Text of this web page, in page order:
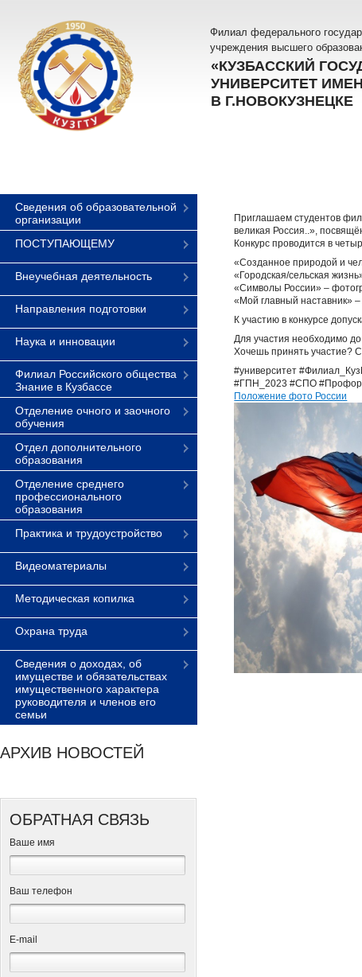
Филиал федерального
учреждения высшего
«КУЗБАССКИЙ
УНИВЕРСИТЕТ
В Г.НОВОКУЗНЕЦКЕ
Сведения об образовательной
организации
ПОСТУПАЮЩЕМУ
Внеучебная деятельность
Направления подготовки
Наука и инновации
Филиал Российского общества
Знание в Кузбассе
Отделение очного и заочного
обучения
Отдел дополнительного
образования
Отделение среднего
профессионального
образования
Практика и трудоустройство
Видеоматериалы
Методическая копилка
Охрана труда
Сведения о доходах, об
имуществе и обязательствах
имущественного характера
руководителя и членов его
семьи
АРХИВ НОВОСТЕЙ
ОБРАТНАЯ СВЯЗЬ
Ваше имя
Ваш телефон
Е-mail
Приглашаем студентов
великая Россия..»,
Конкурс проводится в
«Созданное природой и
«Городская/сельская
«Символы России» –
«Мой главный наставник»
К участию в конкурсе
Для участия необходимо
Хочешь принять участие?
#университет
#ГПН_2023 #СПО
Положение фото России